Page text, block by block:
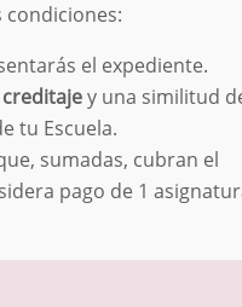
el expediente.
y una similitud
tu Escuela.
sumadas, cubran el
pago de 1